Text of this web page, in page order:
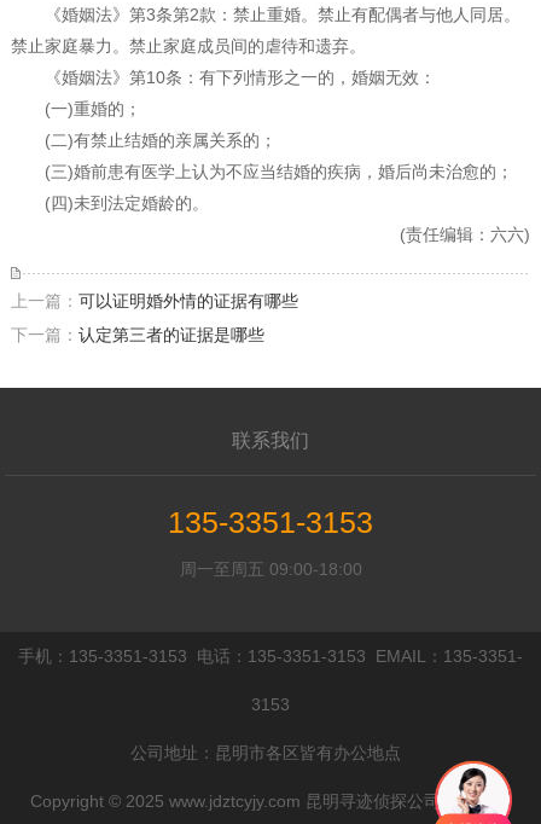
《婚姻法》第3条第2款：禁止重婚。禁止有配偶者与他人同居。
禁止家庭暴力。禁止家庭成员间的虐待和遗弃。
《婚姻法》第10条：有下列情形之一的，婚姻无效：
(一)重婚的；
(二)有禁止结婚的亲属关系的；
(三)婚前患有医学上认为不应当结婚的疾病，婚后尚未治愈的；
(四)未到法定婚龄的。
(责任编辑：六六)
上一篇： 可以证明婚外情的证据有哪些
下一篇： 认定第三者的证据是哪些
联系我们
135-3351-3153
周一至周五 09:00-18:00
手机：135-3351-3153 电话：135-3351-3153 EMAIL：135-3351-
3153
公司地址：昆明市各区皆有办公地点
Copyright © 2025 www.jdztcyjy.com 昆明寻迹侦探公司 All rights